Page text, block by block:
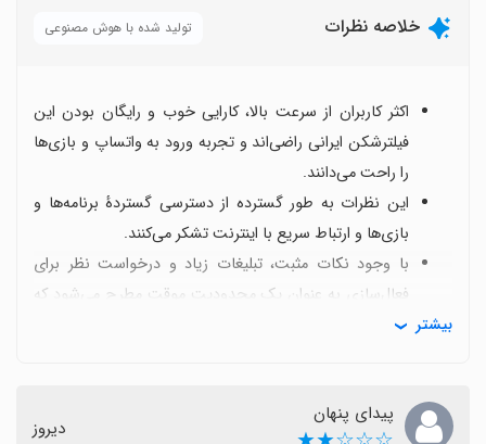
خلاصه نظرات تولید شده با هوش مصنوعی
اکثر کاربران از سرعت بالا، کارایی خوب و رایگان بودن این
فیلترشکن ایرانی راضی‌اند و تجربه ورود به واتساپ و بازی‌ها
را راحت می‌دانند.
این نظرات به طور گسترده از دسترسی گسترده‌ٔ برنامه‌ها و
بازی‌ها و ارتباط سریع با اینترنت تشکر می‌کنند.
با وجود نکات مثبت، تبلیغات زیاد و درخواست نظر برای
فعال‌سازی به عنوان یک محدودیت موقت مطرح می‌شود که
تجربه را گاهی آزار می‌دهد.
یوتیوب به درستی کار نمی‌کند.
بیشتر
پیدای پنهان
دیروز